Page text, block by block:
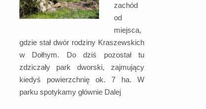
zachód
od
miejsca,
gdzie stał dwór rodziny Kraszewskich
w Dołhym. Do dziś pozostał tu
zdziczały park dworski, zajmujący
kiedyś powierzchnię ok. 7 ha. W
parku spotykamy głównie Dalej